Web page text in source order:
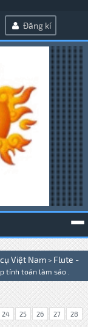
Đăng kí
Việt Nam > Flute -
tính toán làm sáo .
24 25 26 27
28